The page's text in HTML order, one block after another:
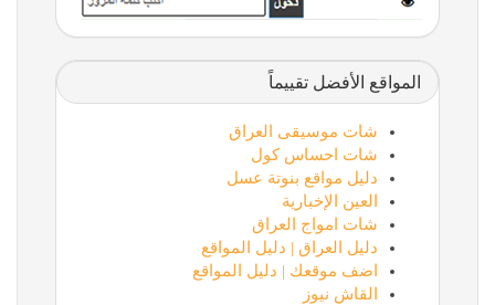
المواقع الأفضل تقييماً
شات موسيقى العراق
شات احساس كول
دليل مواقع بنوتة عسل
العين الإخبارية
شات امواج العراق
دليل العراق | دليل المواقع
اضف موقعك | دليل المواقع
القاش نيوز